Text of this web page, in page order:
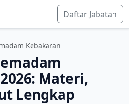
Daftar Jabatan
Kebakaran
Materi,
Lengkap